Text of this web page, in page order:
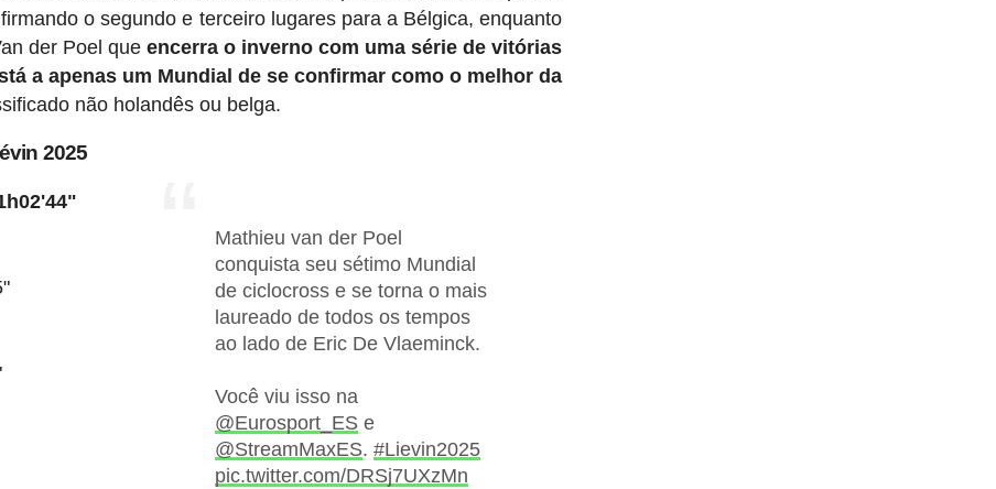
o segundo e terceiro lugares para a Bélgica, enquanto
der Poel que encerra o inverno com uma série de vitórias
a apenas um Mundial de se confirmar como o melhor da
não holandês ou belga.
Mathieu van der Poel
conquista seu sétimo Mundial
de ciclocross e se torna o mais
laureado de todos os tempos
ao lado de Eric De Vlaeminck.
Você viu isso na
@Eurosport_ES e
@StreamMaxES.#Lievin2025
pic.twitter.com/DRSj7UXzMn
2025